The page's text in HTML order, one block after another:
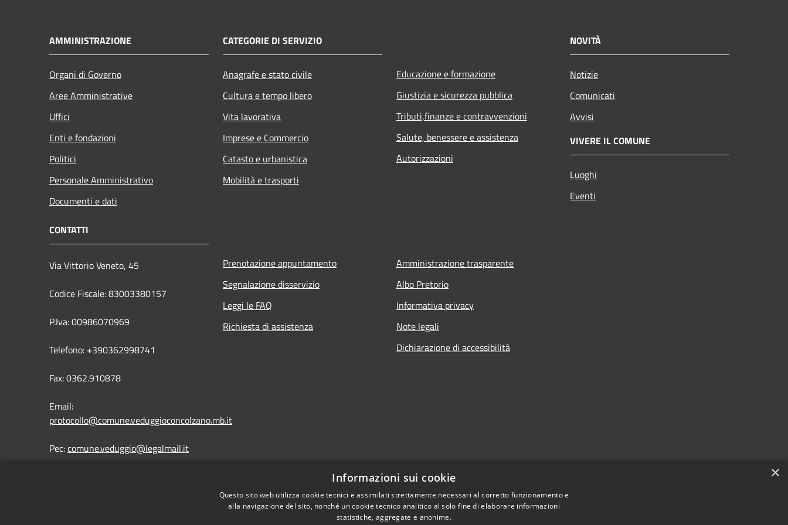
AMMINISTRAZIONE
Organi di Governo
Aree Amministrative
Uffici
Enti e fondazioni
Politici
Personale Amministrativo
Documenti e dati
CATEGORIE DI SERVIZIO
Anagrafe e stato civile
Cultura e tempo libero
Vita lavorativa
Imprese e Commercio
Catasto e urbanistica
Mobilità e trasporti
Educazione e formazione
Giustizia e sicurezza pubblica
Tributi,finanze e contravvenzioni
Salute, benessere e assistenza
Autorizzazioni
NOVITÀ
Notizie
Comunicati
Avvisi
VIVERE IL COMUNE
Luoghi
Eventi
CONTATTI
Via Vittorio Veneto, 45
Codice Fiscale: 83003380157
P.Iva: 00986070969
Telefono: +390362998741
Fax: 0362.910878
Email:
protocollo@comune.veduggioconcolzano.mb.it
Pec:comune.veduggio@legalmail.it
Prenotazione appuntamento
Segnalazione disservizio
Leggi le FAQ
Richiesta di assistenza
Amministrazione trasparente
Albo Pretorio
Informativa privacy
Note legali
Dichiarazione di accessibilità
×
Informazioni sui cookie
Questo sito web utilizza cookie tecnici e assimilati strettamente necessari al corretto funzionamento e
alla navigazione del sito, nonché un cookie tecnico analitico al solo fine di elaborare informazioni
statistiche, aggregate e anonime.